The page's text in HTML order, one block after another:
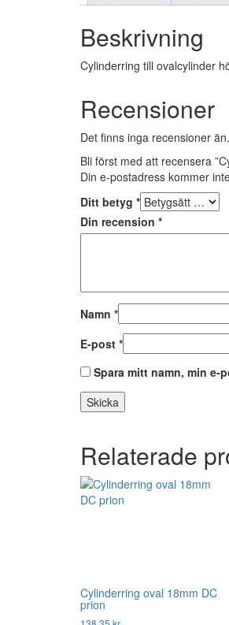
Beskrivning
Cylinderring till ovalcylinder
Recensioner
Det finns inga recensioner än.
Bli först med att recensera
Din e-postadress kommer
Ditt betyg *
Din recension *
Namn *
E-post *
Spara mitt namn, min e-
Relaterade
Cylinderring oval 18mm DC
prion